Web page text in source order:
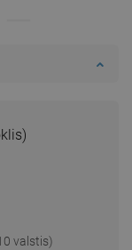
valstis)